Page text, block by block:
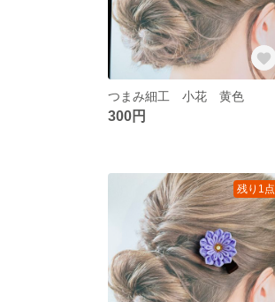
つまみ細工 小花 黄色
300円
残り1点